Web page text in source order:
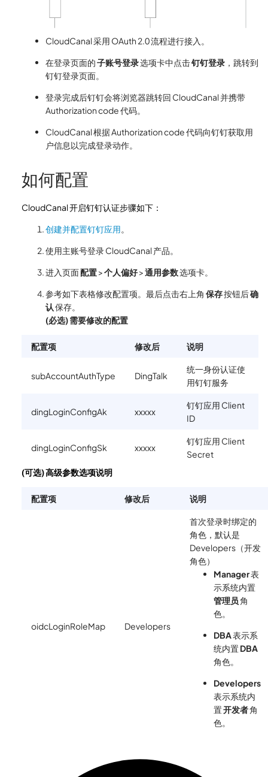
CloudCanal 采用 OAuth 2.0 流程进行接入。
在登录页面的子账号登录选项卡中点击钉钉登录 ，跳转到
钉钉登录页面。
登录完成后钉钉会将浏览器跳转回 CloudCanal 并携带
Authorization code 代码。
CloudCanal 根据 Authorization code 代码向钉钉获取用
户信息以完成登录动作。
如何配置
CloudCanal 开启钉钉认证步骤如下：
创建并配置钉钉应用。
使用主账号登录 CloudCanal 产品。
进入页面配置>个人偏好>通用参数选项卡。
参考如下表格修改配置项。最后点击右上角 保存按钮后确
认保存。
(必选) 需要修改的配置
配置项 修改后 说明
subAccountAuthType DingTalk
统一身份认证使
用钉钉服务
dingLoginConfigAk xxxxx
钉钉应用 Client
ID
dingLoginConfigSk xxxxx
钉钉应用 Client
Secret
(可选) 高级参数选项说明
配置项 修改后 说明
oidcLoginRoleMap Developers
首次登录时绑定的
角色，默认是
Developers（开发
角色）
Manager表
示系统内置
管理员角
色。
DBA表示系
统内置DBA
角色。
Developers
表示系统内
置开发者角
色。